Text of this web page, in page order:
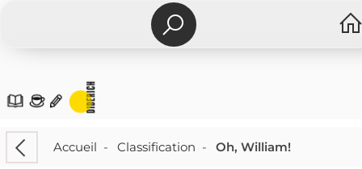
Accueil - Classification - Oh, William!